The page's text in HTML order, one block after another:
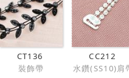
CT136
裝飾帶
CC212
水鑽(SS10)肩